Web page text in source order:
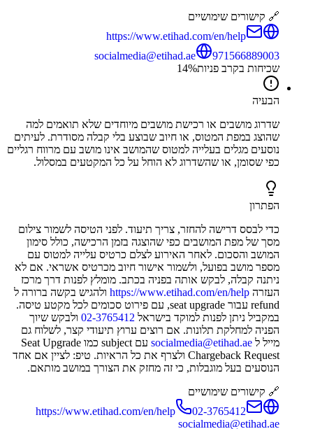
🔗 קישורים שימושיים
https://www.etihad.com/en/help
socialmedia@etihad.ae
971566889003
שכיחות בקרב פניות
14%
הבעיה
שדרוג מושבים או רכישת מושבים מיוחדים שלא תואמים למה
שהוצג במפת המטוס, או חיוב שבוצע בלי קבלה מסודרת. לעיתים
נוסעים מגלים בעלייה למטוס שהמושב אינו מושב עם מרווח רגליים
כפי שסומן, או שהשדרוג לא הוחל על כל המקטעים במסלול.
הפתרון
כדי לבסס דרישה להחזר, צריך תיעוד. לפני הטיסה לשמור צילום
מסך של מפת המושבים כפי שהוצגה בזמן הרכישה, כולל סימון
המושב והסכום. לאחר האירוע לצלם כרטיס עלייה למטוס עם
מספר מושב בפועל, ולשמור אישור חיוב מכרטיס אשראי. אם לא
ניתנה קבלה, לבקש אותה בפניה בכתב. מומלץ לפנות דרך מרכז
העזרה https://www.etihad.com/en/help ולהגיש בקשה ברורה ל
refund עבור seat upgrade, עם פירוט סכומים לכל מקטע טיסה.
במקביל ניתן לפנות למוקד בישראל 02-3765412 ולבקש שיוך
הפניה למחלקת תלונות. אם רוצים ערוץ תיעודי קצר, לשלוח גם
מייל ל socialmedia@etihad.ae
עם subject כמו Seat Upgrade
Chargeback Request ולצרף את כל הראיות. טיפ: לציין אם אחד
הנוסעים בעל מוגבלות, כי זה מחזק את הצורך במושב מותאם.
🔗 קישורים שימושיים
https://www.etihad.com/en/help
02-3765412
socialmedia@etihad.ae